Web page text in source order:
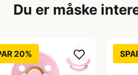
Du er måske
20%